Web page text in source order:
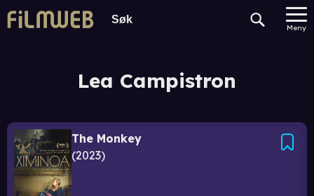
Meny
Lea Campistron
The Monkey
2023